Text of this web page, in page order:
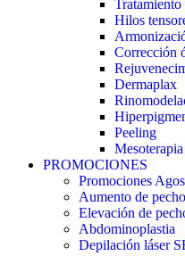
Tratamiento
Hilos
Corrección
Dermaplax
Peeling
PROMOCIONES
Promociones
Aumento de pecho
Elevación de
Abdominoplastia
Depilación láser